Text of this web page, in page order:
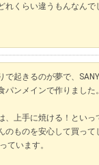
れくらい違うもんなんで
で起きるのが夢で、
パンメインで作りまし
、上手に焼ける！とい
のものを安心して買って
ています。